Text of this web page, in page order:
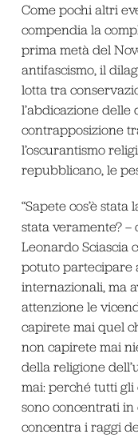
Come pochi altri
compendia la
prima metà del
antifascismo, il
lotta tra
l’abdicazione
contrapposizione
l’oscurantismo
repubblicano, le
“Sapete cos’è
stata veramente? –
Leonardo Sciascia
potuto partecipare
internazionali, ma
attenzione le
capirete mai quel
non capirete mai
della religione
mai: perché tutti
sono concentrati
concentra i raggi